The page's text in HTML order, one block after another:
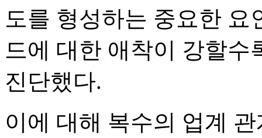
도를 형성하는 중요한
드에 대한 애착이 강할수
진단했다.
이에 대해 복수의 업계